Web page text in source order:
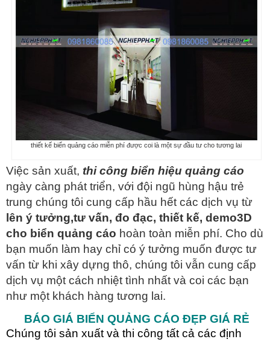
thiết kế biển quảng cáo miễn phí được coi là một sự đầu tư cho tương lai
Việc sản xuất, thi công biển hiệu quảng cáo
ngày càng phát triển, với đội ngũ hùng hậu trẻ
trung chúng tôi cung cấp hầu hết các dịch vụ từ
lên ý tưởng,tư vấn, đo đạc, thiết kế, demo3D
cho biển quảng cáo hoàn toàn miễn phí. Cho dù
bạn muốn làm hay chỉ có ý tưởng muốn được tư
vấn từ khi xây dựng thô, chúng tôi vẫn cung cấp
dịch vụ một cách nhiệt tình nhất và coi các bạn
như một khách hàng tương lai.
BÁO GIÁ BIỂN QUẢNG CÁO ĐẸP GIÁ RẺ
Chúng tôi sản xuất và thi công tất cả các định